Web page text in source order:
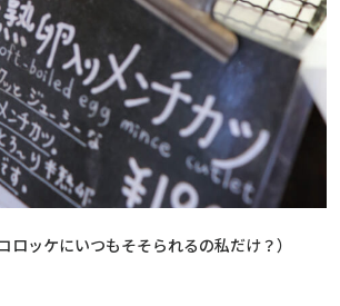
ロッケにいつもそそられるの私だけ？）